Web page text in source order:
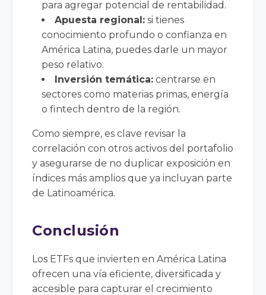
para agregar potencial de rentabilidad.
Apuesta regional: si tienes
conocimiento profundo o confianza en
América Latina, puedes darle un mayor
peso relativo.
Inversión temática: centrarse en
sectores como materias primas, energía
o fintech dentro de la región.
Como siempre, es clave revisar la
correlación con otros activos del portafolio
y asegurarse de no duplicar exposición en
índices más amplios que ya incluyan parte
de Latinoamérica.
Conclusión
Los ETFs que invierten en América Latina
ofrecen una vía eficiente, diversificada y
accesible para capturar el crecimiento